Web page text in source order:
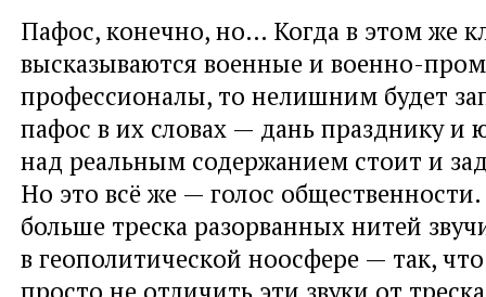
Пафос, конечно, но… Когда в этом же
высказываются военные и военно-
профессионалы, то нелишним будет
пафос в их словах — дань празднику и
над реальным содержанием стоит и
Но это всё же — голос общественности.
больше треска разорванных нитей
в геополитической ноосфере — так,